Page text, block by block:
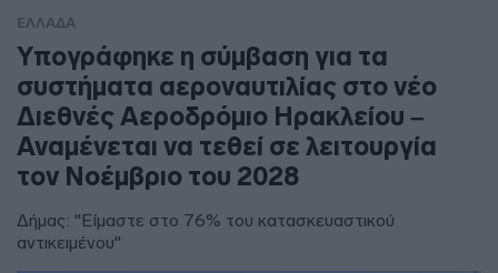
ΕΛΛΑΔΑ
Υπογράφηκε η σύμβαση για τα
συστήματα αεροναυτιλίας στο νέο
Διεθνές Αεροδρόμιο Ηρακλείου –
Αναμένεται να τεθεί σε λειτουργία
τον Νοέμβριο του 2028
Δήμας: "Είμαστε στο 76% του κατασκευαστικού
αντικειμένου"